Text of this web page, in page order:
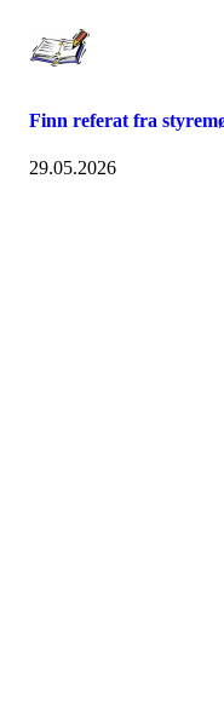
Finn referat fra
29.05.2026